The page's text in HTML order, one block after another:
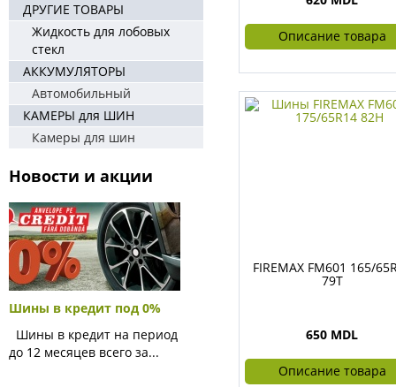
ДРУГИЕ ТОВАРЫ
Жидкость для лобовых
стекл
АККУМУЛЯТОРЫ
Автомобильный
КАМЕРЫ для ШИН
Камеры для шин
Новости и акции
Шины в кредит под 0%
Шины в кредит на период
до 12 месяцев всего за...
Описание товара
FIREMAX FM601 165/
79T
650 MDL
Описание товара